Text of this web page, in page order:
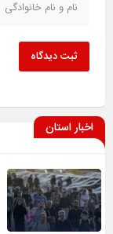
ثبت دیدگاه
اخبار استان